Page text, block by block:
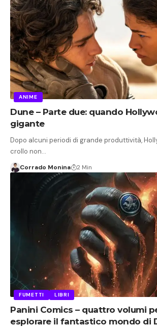
ANIME
Dune – Parte due: quando
gigante
Dopo alcuni periodi di grande produttività,
crollo non…
Corrado Monina 2 Min
FUMETTI LIBRI
Panini Comics – quattro volumi
esplorare il fantastico mondo di